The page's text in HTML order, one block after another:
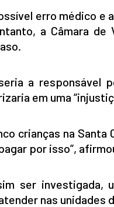
erro médico e
a Câmara de
a responsável
em uma
crianças na Santa
por isso”,
ser investigada,
nas unidades